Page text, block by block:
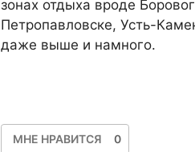
зонах отдыха вро­де
Петропавловске, Усть-
даже выше и намного.
МНЕ НРАВИТСЯ 0